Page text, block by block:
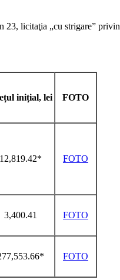
23, licitaţia „cu strigare”
inițial, lei FOTO
12,819.42*
FOTO
3,400.41 FOTO
FOTO